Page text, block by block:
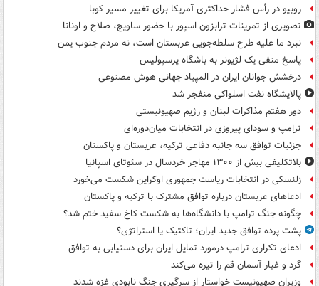
روبیو در رأس فشار حداکثری آمریکا برای تغییر مسیر کوبا
تصویری از تمرینات ترابزون اسپور با حضور ساویچ، صلاح و اونانا
نبرد ما علیه طرح سلطه‌جویی عربستان است، نه مردم جنوب یمن
پاسخ منفی یک لژیونر به باشگاه پرسپولیس
درخشش جوانان ایران در المپیاد جهانی هوش مصنوعی
پالایشگاه نفت اسلواکی منفجر شد
دور هفتم مذاکرات لبنان و رژیم صهیونیستی
ترامپ و سودای پیروزی در انتخابات میان‌دوره‌ای
جزئیات توافق سه جانبه دفاعی ترکیه، عربستان و پاکستان
بلاتکلیفی بیش از ۱۳۰۰ مهاجر خردسال در سئوتای اسپانیا
زلنسکی در انتخابات ریاست جمهوری اوکراین شکست می‌خورد
ادعاهای عربستان درباره توافق مشترک با ترکیه و پاکستان
چگونه جنگ ترامپ با دانشگاه‌ها به شکست کاخ سفید ختم شد؟
پشت پرده توافق جدید ایران؛ تاکتیک یا استراتژی؟
ادعای تکراری ترامپ درمورد تمایل ایران برای دستیابی به توافق
گرد و غبار آسمان قم را تیره می‌کند
وزیران صهیونیست خواستار از سرگیری جنگ نابودی غزه شدند